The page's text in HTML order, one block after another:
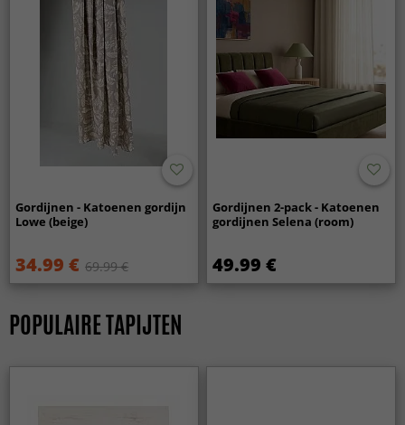
Gordijnen - Katoenen gordijn
Lowe (beige)
34.99 € 69.99 €
Gordijnen 2-pack - Katoenen
gordijnen Selena (room)
49.99 €
POPULAIRE TAPIJTEN